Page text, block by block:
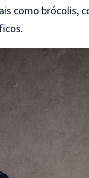
como brócolis,